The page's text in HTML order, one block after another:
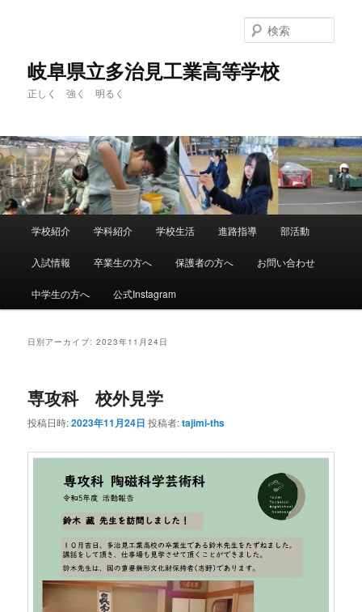
岐阜県立多治見工業高等学校
正しく 強く 明るく
索
ュ
メ
イ
ン
コ
テ
動
サ
ブ
コ
ン
ン
学校紹介 学科紹介 学校生活 進路指導 部活動
入試情報 卒業生の方へ 保護者の方へ お問い合わせ
中学生の方へ 公式Instagram
日別アーカイブ:2023年11月24日
専攻科 校外見学
投稿日時:2023年11月24日 投稿者:tajimi-ths